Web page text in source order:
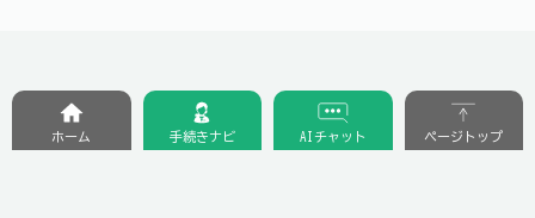
ホーム 手続きナビ AIチャット ページトップ